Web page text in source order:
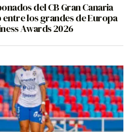
del CB Gran Canaria
entre los grandes de Europa
Awards 2026